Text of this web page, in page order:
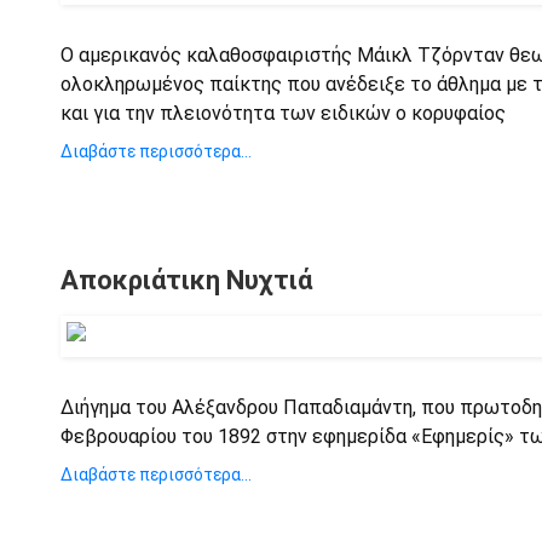
Ο αμερικανός καλαθοσφαιριστής Μάικλ Τζόρνταν
ολοκληρωμένος παίκτης που ανέδειξε το άθλημα με
και για την πλειονότητα των ειδικών ο κορυφαίος
Διαβάστε περισσότερα...
Αποκριάτικη Νυχτιά
Διήγημα του Αλέξανδρου Παπαδιαμάντη, που
Φεβρουαρίου του 1892 στην εφημερίδα «Εφημερίς»
Διαβάστε περισσότερα...